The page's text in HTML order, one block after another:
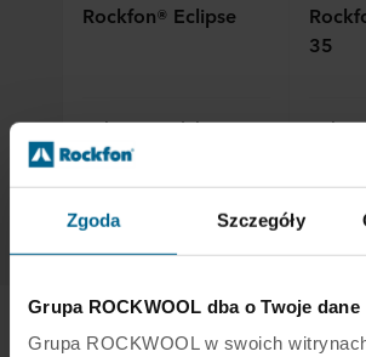
Zgoda Szczegóły
Grupa ROCKWOOL dba o Twoje dane
Grupa ROCKWOOL w swoich
Rockfon® Eclipse
Zobacz produkty
35